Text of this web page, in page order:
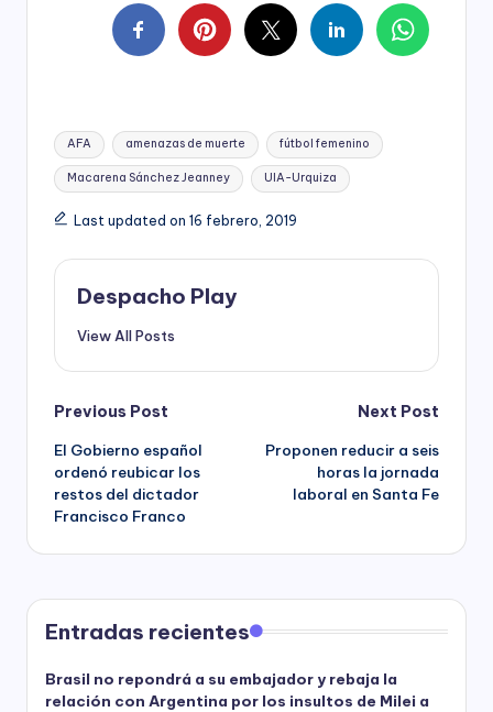
Tags:
AFA amenazas de muerte fútbol femenino
Macarena Sánchez Jeanney UIA-Urquiza
Last updated on 16 febrero, 2019
Despacho Play
View All Posts
Post
navigation
Previous Post
El Gobierno español
ordenó reubicar los
restos del dictador
Francisco Franco
Next Post
Proponen reducir a seis
horas la jornada
laboral en Santa Fe
Entradas recientes
Brasil no repondrá a su embajador y rebaja la
relación con Argentina por los insultos de Milei a